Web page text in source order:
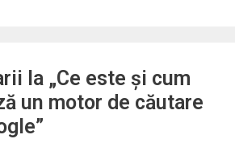
la „Ce este și cum
un motor de căutare